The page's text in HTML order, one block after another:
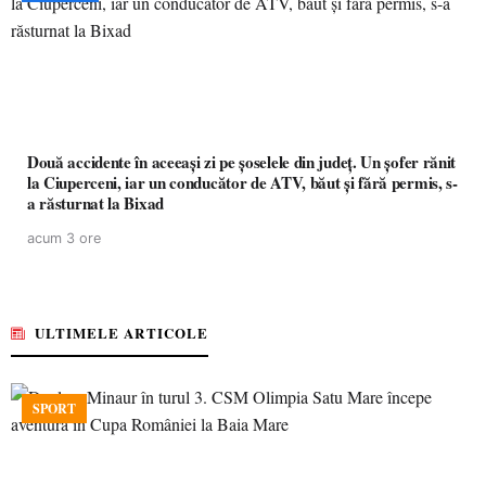
Două accidente în aceeași zi pe șoselele din județ. Un șofer rănit
la Ciuperceni, iar un conducător de ATV, băut și fără permis, s-
a răsturnat la Bixad
acum 3 ore
ULTIMELE ARTICOLE
SPORT